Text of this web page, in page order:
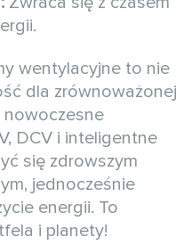
wentylacyjne to nie
dla zrównoważonej
nowoczesne
DCV i inteligentne
się zdrowszym
jednocześnie
energii. To
i planety!